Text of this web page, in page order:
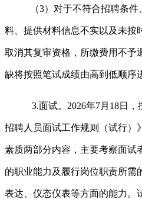
（3）对于不符合招聘条
料、提供材料信息不实以及未按
取消其复审资格，所缴费用不予
缺将按照笔试成绩由高到低顺序
3.面试。2026年7月18日
招聘人员面试工作规则（试行）
素质两部分内容，主要考察面试
的职业能力及履行岗位职责所需
表达、仪态仪表等方面的能力。